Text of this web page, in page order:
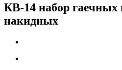
КВ-14 набор гаечных
накидных